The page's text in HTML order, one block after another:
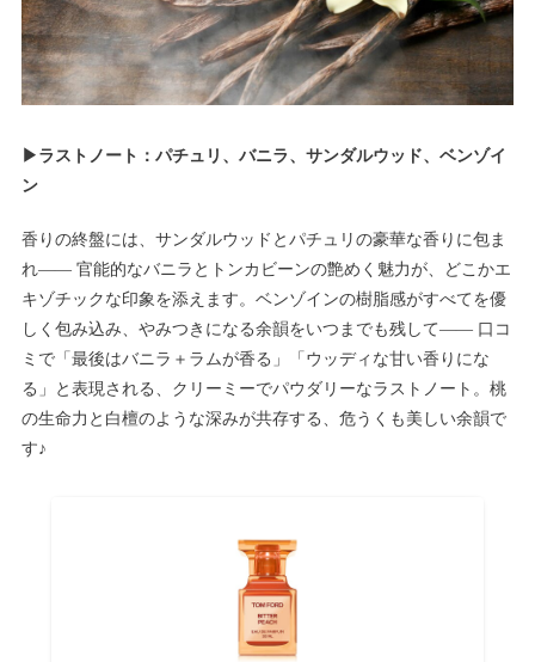
▶ラストノート：パチュリ、バニラ、サンダルウッド、ベンゾイ
ン
香りの終盤には、サンダルウッドとパチュリの豪華な香りに包ま
れ―― 官能的なバニラとトンカビーンの艶めく魅力が、どこかエ
キゾチックな印象を添えます。ベンゾインの樹脂感がすべてを優
しく包み込み、やみつきになる余韻をいつまでも残して―― 口コ
ミで「最後はバニラ＋ラムが香る」「ウッディな甘い香りにな
る」と表現される、クリーミーでパウダリーなラストノート。桃
の生命力と白檀のような深みが共存する、危うくも美しい余韻で
す♪